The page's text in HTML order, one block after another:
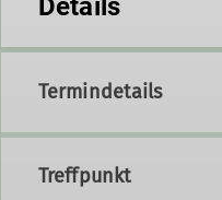
Details
Termindetails
Treffpunkt